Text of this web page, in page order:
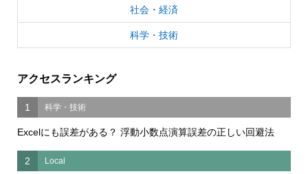
社会・経済
科学・技術
アクセスランキング
1 科学・技術
Excelにも誤差がある？ 浮動小数点演算誤差の正しい回避法
2 Local